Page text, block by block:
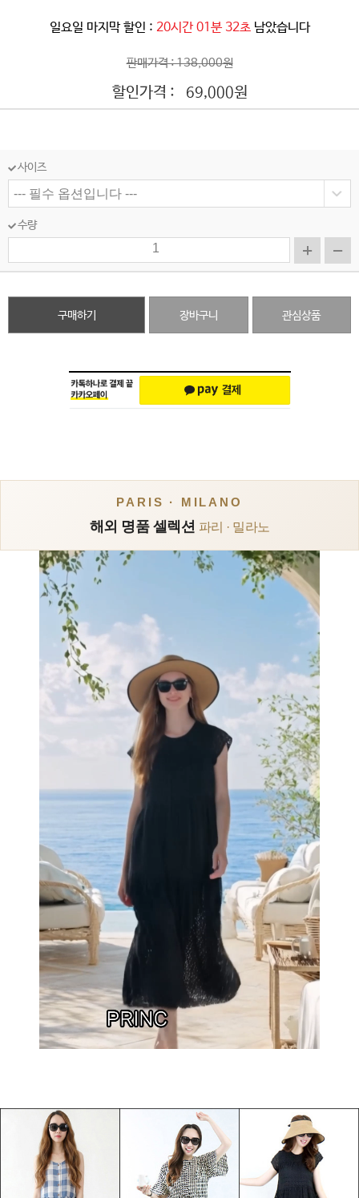
일요일 마지막 할인 : 20시간 01분 30초 남았습니다
판매가격 : 138,000원
할인가격 : 69,000원
사이즈
수량
구매하기 장바구니 관심상품
PARIS · MILANO
해외 명품 셀렉션 파리 · 밀라노